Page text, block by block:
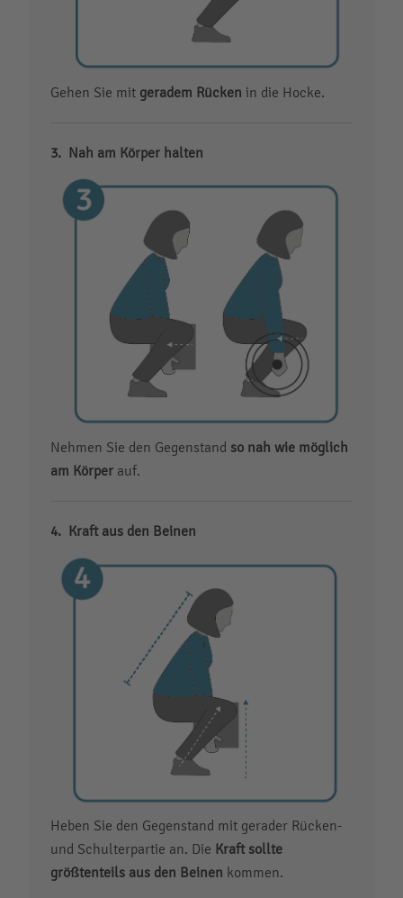
Gehen Sie mit geradem Rücken in die Hocke.
Nah am Körper halten
Nehmen Sie den Gegenstand so nah wie möglich
am Körper auf.
Kraft aus den Beinen
Heben Sie den Gegenstand mit gerader Rücken-
und Schulterpartie an. Die Kraft sollte
größtenteils aus den Beinen kommen.